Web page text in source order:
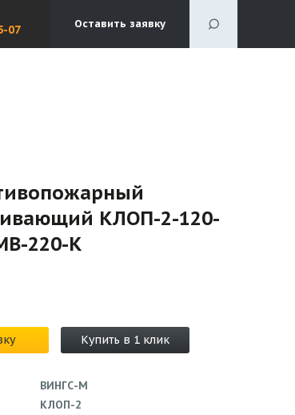
07 Оставить заявку
КЛОП-2-120-
220-К
Купить в 1 клик
ВИНГС-М
КЛОП-2